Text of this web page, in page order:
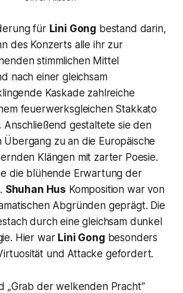
für Lini Gong bestand darin,
des Konzerts alle ihr zur
stimmlichen Mittel
nach einer gleichsam
Kaskade zahlreiche
feuerwerksgleichen Stakkato
Anschließend gestaltete sie den
Übergang zu an die Europäische
Klängen mit zarter Poesie.
die blühende Erwartung der
Shuhan Hus Komposition war von
Abgründen geprägt. Die
durch eine gleichsam dunkel
Hier war Lini Gong besonders
und Attacke gefordert.
„Grab der welkenden Pracht“